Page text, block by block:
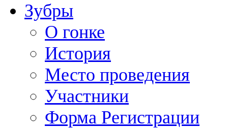
Зубры
О гонке
История
Место проведения
Участники
Форма Регистрации